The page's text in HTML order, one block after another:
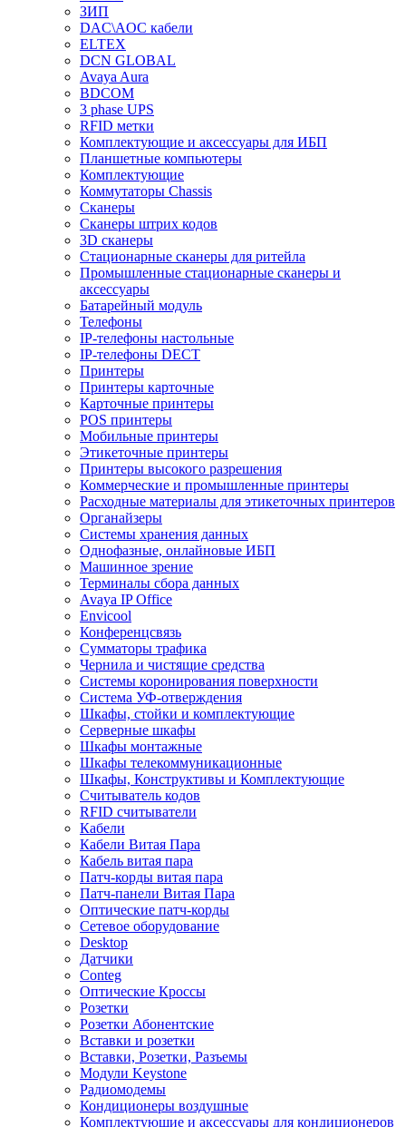
ЗИП
DAC\AOC кабели
ELTEX
DCN GLOBAL
Avaya Aura
BDCOM
3 phase UPS
RFID метки
Комплектующие и аксессуары для ИБП
Планшетные компьютеры
Комплектующие
Коммутаторы Chassis
Сканеры
Сканеры штрих кодов
3D сканеры
Стационарные сканеры для ритейла
Промышленные стационарные сканеры и
аксессуары
Батарейный модуль
Телефоны
IP-телефоны настольные
IP-телефоны DECT
Принтеры
Принтеры карточные
Карточные принтеры
POS принтеры
Мобильные принтеры
Этикеточные принтеры
Принтеры высокого разрешения
Коммерческие и промышленные принтеры
Расходные материалы для этикеточных принтеров
Органайзеры
Системы хранения данных
Однофазные, онлайновые ИБП
Машинное зрение
Терминалы сбора данных
Avaya IP Office
Envicool
Конференцсвязь
Сумматоры трафика
Чернила и чистящие средства
Системы коронирования поверхности
Cистема УФ-отверждения
Шкафы, стойки и комплектующие
Серверные шкафы
Шкафы монтажные
Шкафы телекоммуникационные
Шкафы, Конструктивы и Комплектующие
Считыватель кодов
RFID считыватели
Кабели
Кабели Витая Пара
Кабель витая пара
Патч-корды витая пара
Патч-панели Витая Пара
Оптические патч-корды
Сетевое оборудование
Desktop
Датчики
Conteg
Оптические Кроссы
Розетки
Розетки Абонентские
Вставки и розетки
Вставки, Розетки, Разъемы
Модули Keystone
Радиомодемы
Кондиционеры воздушные
Комплектующие и аксессуары для кондиционеров